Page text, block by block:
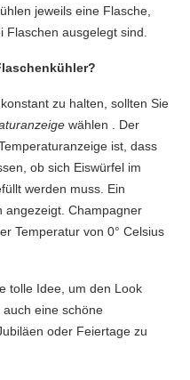
jeweils eine Flasche,
ausgelegt sind.
zu halten, sollten Sie
wählen . Der
ist, dass
ob sich Eiswürfel im
werden muss. Ein
angezeigt. Champagner
Temperatur von 0° Celsius
tolle Idee, um den Look
eine schöne
oder Feiertage zu